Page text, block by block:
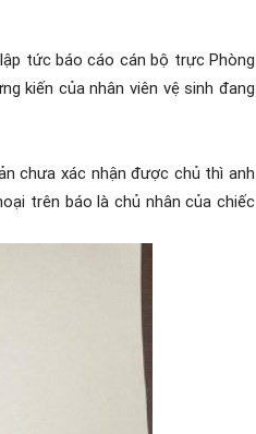
tức báo cáo cán bộ trực Phòng
kiến của nhân viên vệ sinh đang
chưa xác nhận được chủ thì anh
trên báo là chủ nhân của chiếc